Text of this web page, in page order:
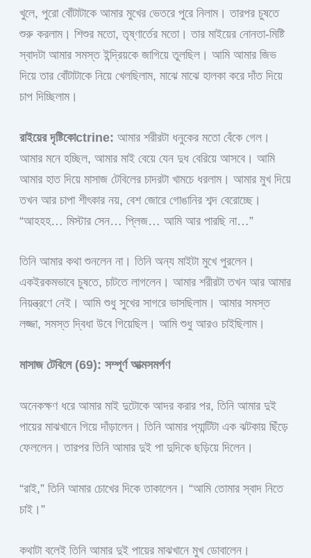
খুলে, পুরো বোঁটাটাকে আমার মুখের ভেতরে পুরে নিলাম। তারপর চুষতে
শুরু করলাম। শিশুর মতো, তৃষ্ণার্তের মতো। তার মাইয়ের নোনতা-মিষ্টি
স্বাদটা আমার সমস্ত ইন্দ্রিয়কে জাগিয়ে তুলছিল। আমি আমার জিভ
দিয়ে তার বোঁটাটাকে নিয়ে খেলছিলাম, মাঝে মাঝে হালকা করে দাঁত দিয়ে
চাপ দিচ্ছিলাম।
রাইয়ের দৃষ্টিকোctrine: আমার শরীরটা ধনুকের মতো বেঁকে গেল।
আমার মনে হচ্ছিল, আমার মাই বেয়ে যেন দুধ বেরিয়ে আসবে। আমি
আমার হাত দিয়ে মাসাজ টেবিলের চাদরটা খামচে ধরলাম। আমার মুখ দিয়ে
তখন আর চাপা শীৎকার নয়, বেশ জোরে গোঙানির শব্দ বেরোচ্ছে।
“আহহহ… মিস্টার সেন… প্লিজ… আমি আর পারছি না…”
তিনি আমার কথা শুনলেন না। তিনি অন্য মাইটা মুখে পুরলেন।
একইরকমভাবে চুষতে, চাটতে লাগলেন। আমার শরীরটা তখন আর আমার
নিয়ন্ত্রণে নেই। আমি শুধু সুখের সাগরে ভাসছিলাম। আমার সমস্ত
লজ্জা, সমস্ত দ্বিধা উবে গিয়েছিল। আমি শুধু আরও চাইছিলাম।
মাসাজ টেবিলে (69): সম্পূর্ণ আত্মসমর্পণ
অনেকক্ষণ ধরে আমার মাই দুটোকে আদর করার পর, তিনি আমার দুই
পায়ের মাঝখানে গিয়ে দাঁড়ালেন। তিনি আমার প্যান্টিটা এক ঝটকায় ছিঁড়ে
ফেললেন। তারপর তিনি আমার দুই পা দুদিকে ছড়িয়ে দিলেন।
“রাই,” তিনি আমার চোখের দিকে তাকালেন। “আমি তোমার স্বাদ নিতে
চাই।”
কথাটা বলেই তিনি আমার দুই পায়ের মাঝখানে মুখ ডোবালেন।